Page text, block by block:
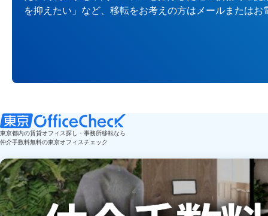
を抑えたい」など、移転をお考えの方はメールまたは
東京都内の賃貸オフィス探し・事務所移転なら
仲介手数料無料の東京オフィスチェック